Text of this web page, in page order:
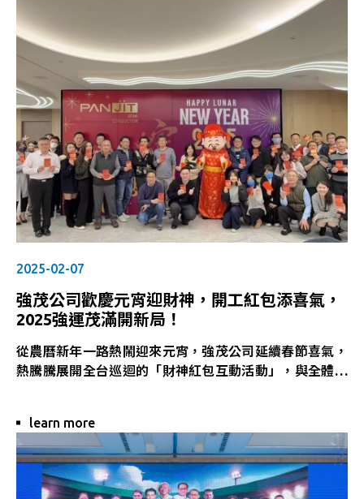
本次講座榮幸邀請高雄榮總心臟內科權威——郭風裕主任
蒞臨授課，並攜手富元醫藥生技聯盟，共同為員工帶來一
場融合醫學專業與日常實踐的深度分享，從疾病預防、生
活習慣建立到健康觀念釐清，提供一站式的健康思維重
建。
________________________________________
精彩講座亮點回顧：
• 三高風險不容忽視：高血壓、高血脂、高血糖如何潛移
默化地危害心血管健康？
• 從飲食到運動，打造健康生活節奏：郭主任分享如何以
「規律、均衡、穩定」為核心建立預防基礎。
• 破解錯誤迷思，讓健康知識回歸本質：你以為沒胸痛就
沒問題？運動就等於無病？實證醫學一次解答。
郭主任強調：「健康的選擇，從日常每一個小決定開始。
________________________________________
健康文化即永續文化 員工幸福是企業韌性的根本
強茂持續以ESG為核心價值推進企業治理，其中「員工健
康」被視為最關鍵的人本基礎。從健康講座、職場友善環
境建置，到日常生活倡議，強茂不斷深化「幸福職場」的
本次講座不僅讓員工獲得實用保健知識，也強化了企業內
部對「自我照護」、「預防醫學」與「健康共好」的共
識。
2025-02-07
強茂公司歡慶元宵迎財神，開工紅包添喜氣，
2025強運茂滿開新局！
從農曆新年一路熱鬧迎來元宵，強茂公司延續春節喜氣，
熱騰騰展開全台巡迴的「財神紅包互動活動」，與全體員
公室，為每一位夥伴送上節後最暖心的驚喜。
抽紅包拼手氣 福氣跟著走
活動中，員工們熱情參與抽紅包互動，現場笑聲不斷、歡
樂洋溢。無論是象徵開運的小額紅包，還是藏有驚喜好禮
learn more